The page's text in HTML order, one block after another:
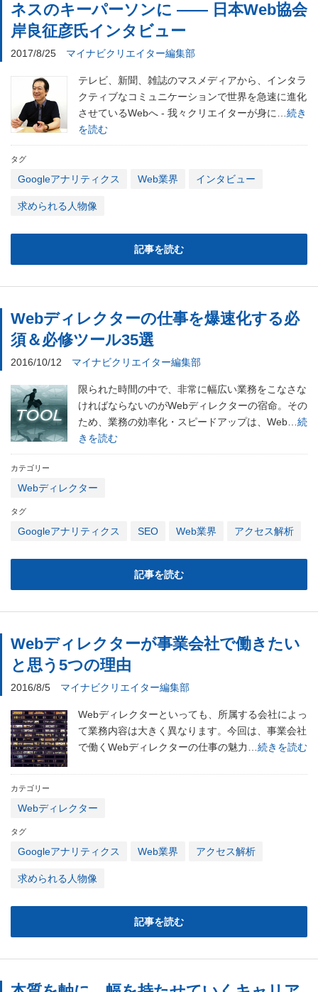
ネスのキーパーソンに ―― 日本Web協会
岸良征彦氏インタビュー
2017/8/25 マイナビクリエイター編集部
テレビ、新聞、雑誌のマスメディアから、インタラ
クティブなコミュニケーションで世界を急速に進化
させているWebへ - 我々クリエイターが身に… 続き
を読む
タグ
Googleアナリティクス Web業界 インタビュー
求められる人物像
記事を読む
Webディレクターの仕事を爆速化する必
須＆必修ツール35選
2016/10/12 マイナビクリエイター編集部
限られた時間の中で、非常に幅広い業務をこなさな
ければならないのがWebディレクターの宿命。その
ため、業務の効率化・スピードアップは、Web… 続
きを読む
カテゴリー
Webディレクター
タグ
Googleアナリティクス SEO Web業界 アクセス解析
記事を読む
Webディレクターが事業会社で働きたい
と思う5つの理由
2016/8/5 マイナビクリエイター編集部
Webディレクターといっても、所属する会社によっ
て業務内容は大きく異なります。今回は、事業会社
で働くWebディレクターの仕事の魅力… 続きを読む
カテゴリー
Webディレクター
タグ
Googleアナリティクス Web業界 アクセス解析
求められる人物像
記事を読む